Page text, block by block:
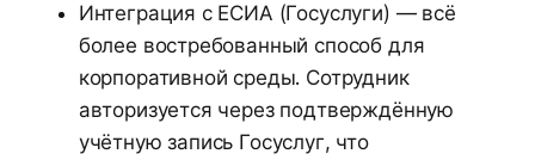
Интеграция с ЕСИА (Госуслуги) — всё
более востребованный способ для
корпоративной среды. Сотрудник
авторизуется через подтверждённую
учётную запись Госуслуг, что